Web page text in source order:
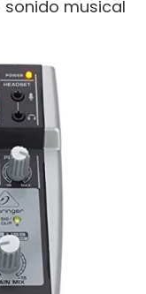
musical